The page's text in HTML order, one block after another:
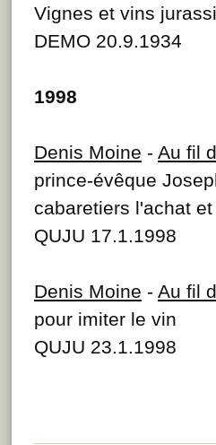
Vignes et vins
DEMO 20.9.1934
1998
Denis Moine - Au fil
prince-évêque
cabaretiers l'achat
QUJU 17.1.1998
Denis Moine - Au fil
pour imiter le vin
QUJU 23.1.1998